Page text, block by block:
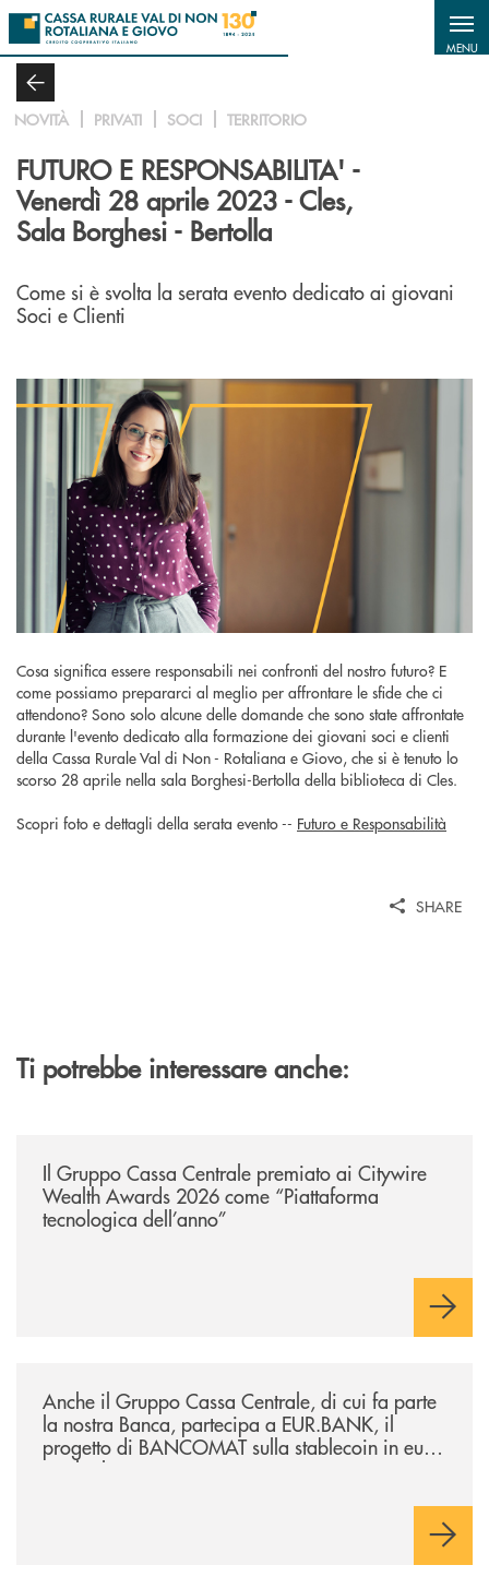
Salta al contenuto principale
MENU
NOVITÀ PRIVATI SOCI TERRITORIO
FUTURO E RESPONSABILITA' -
Venerdì 28 aprile 2023 - Cles,
Sala Borghesi - Bertolla
Come si è svolta la serata evento dedicato ai giovani
Soci e Clienti
Cosa significa essere responsabili nei confronti del nostro futuro? E
come possiamo prepararci al meglio per affrontare le sfide che ci
attendono? Sono solo alcune delle domande che sono state affrontate
durante l'evento dedicato alla formazione dei giovani soci e clienti
della Cassa Rurale Val di Non - Rotaliana e Giovo, che si è tenuto lo
scorso 28 aprile nella sala Borghesi-Bertolla della biblioteca di Cles.
Scopri foto e dettagli della serata evento -- Futuro e Responsabilità
SHARE
Ti potrebbe interessare anche:
Il Gruppo Cassa Centrale premiato ai Citywire
Wealth Awards 2026 come “Piattaforma
tecnologica dell’anno”
Anche il Gruppo Cassa Centrale, di cui fa parte
la nostra Banca, partecipa a EUR.BANK, il
progetto di BANCOMAT sulla stablecoin in euro
e sul relativo ecosistema